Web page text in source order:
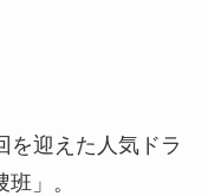
を迎えた人気ドラ
」。